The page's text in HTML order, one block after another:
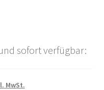
sofort verfügbar:
MwSt.